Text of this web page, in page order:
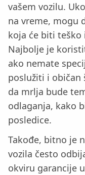
vašem vozilu.
na vreme, mogu
koja će biti teško
Najbolje je
ako nemate
poslužiti i običan
da mrlja bude
odlaganja, kako
posledice.
Takođe, bitno je
vozila često
okviru garancije